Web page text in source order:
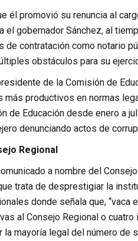
él promovió su renuncia al
el gobernador Sánchez, al
contratación como notario
obstáculos para su
de la Comisión de
productivos en normas
de Educación desde enero a
denunciando actos de
Regional
a nombre del
trata de desprestigiar la
donde señala que,
al Consejo Regional o
la mayoría legal del número